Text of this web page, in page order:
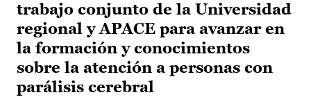
trabajo conjunto de la Universidad
regional y APACE para avanzar en
la formación y conocimientos
sobre la atención a personas con
parálisis cerebral